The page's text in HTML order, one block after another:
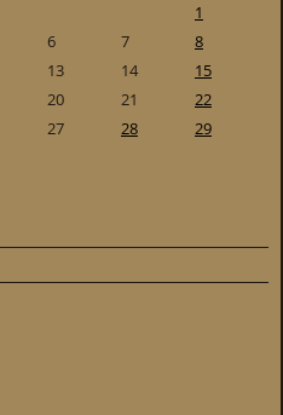
1
6 7
8
13 14
15
20 21
22
27 28
29